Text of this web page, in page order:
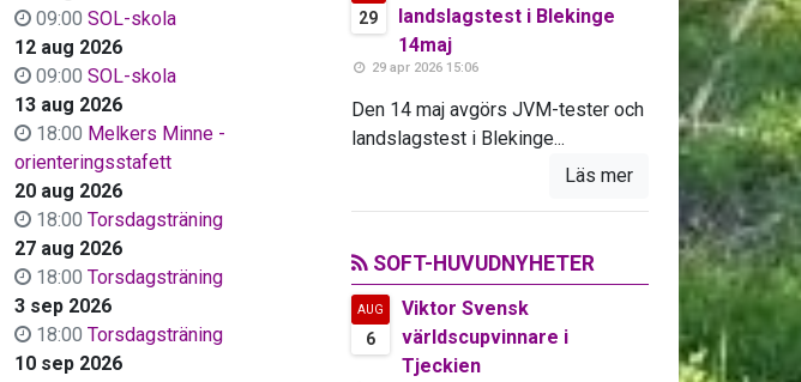
09:00 SOL-skola
12 aug 2026
09:00 SOL-skola
13 aug 2026
18:00 Melkers Minne -
orienteringsstafett
20 aug 2026
18:00 Torsdagsträning
27 aug 2026
18:00 Torsdagsträning
3 sep 2026
18:00 Torsdagsträning
10 sep 2026
29
landslagstest i Blekinge
14maj
29 apr 2026 15:06
Den 14 maj avgörs JVM-tester och
landslagstest i Blekinge...
Läs mer
SOFT-HUVUDNYHETER
AUG
6
Viktor Svensk
världscupvinnare i
Tjeckien